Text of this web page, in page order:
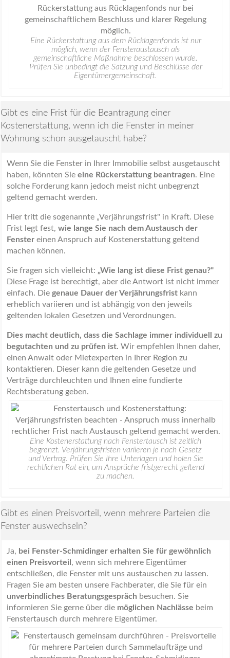
Eine Rückerstattung aus dem Rücklagenfonds ist nur
möglich, wenn der Fensteraustausch als
gemeinschaftliche Maßnahme beschlossen wurde.
Prüfen Sie unbedingt die Satzung und Beschlüsse der
Eigentümergemeinschaft.
Gibt es eine Frist für die Beantragung einer
Kostenerstattung, wenn ich die Fenster in meiner
Wohnung schon ausgetauscht habe?
Wenn Sie die Fenster in Ihrer Immobilie selbst ausgetauscht
haben, könnten Sie eine Rückerstattung beantragen. Eine
solche Forderung kann jedoch meist nicht unbegrenzt
geltend gemacht werden.
Hier tritt die sogenannte „Verjährungsfrist" in Kraft. Diese
Frist legt fest, wie lange Sie nach dem Austausch der
Fenster einen Anspruch auf Kostenerstattung geltend
machen können.
Sie fragen sich vielleicht: „Wie lang ist diese Frist genau?"
Diese Frage ist berechtigt, aber die Antwort ist nicht immer
einfach. Die genaue Dauer der Verjährungsfrist kann
erheblich variieren und ist abhängig von den jeweils
geltenden lokalen Gesetzen und Verordnungen.
Dies macht deutlich, dass die Sachlage immer individuell zu
begutachten und zu prüfen ist. Wir empfehlen Ihnen daher,
einen Anwalt oder Mietexperten in Ihrer Region zu
kontaktieren. Dieser kann die geltenden Gesetze und
Verträge durchleuchten und Ihnen eine fundierte
Rechtsberatung geben.
Eine Kostenerstattung nach Fenstertausch ist zeitlich
begrenzt. Verjährungsfristen variieren je nach Gesetz
und Vertrag. Prüfen Sie Ihre Unterlagen und holen Sie
rechtlichen Rat ein, um Ansprüche fristgerecht geltend
zu machen.
Gibt es einen Preisvorteil, wenn mehrere Parteien die
Fenster auswechseln?
Ja, bei Fenster-Schmidinger erhalten Sie für gewöhnlich
einen Preisvorteil, wenn sich mehrere Eigentümer
entschließen, die Fenster mit uns austauschen zu lassen.
Fragen Sie am besten unsere Fachberater, die Sie für ein
unverbindliches Beratungsgespräch besuchen. Sie
informieren Sie gerne über die möglichen Nachlässe beim
Fenstertausch durch mehrere Eigentümer.